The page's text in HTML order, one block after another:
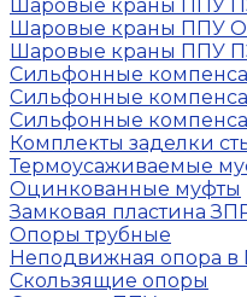
Шаровые краны ППУ
Шаровые краны ППУ
Шаровые краны ППУ
Сильфонные
Сильфонные
Сильфонные
Комплекты заделки
Термоусаживаемые
Оцинкованные муфты
Замковая пластина
Опоры трубные
Неподвижная опора
Скользящие опоры